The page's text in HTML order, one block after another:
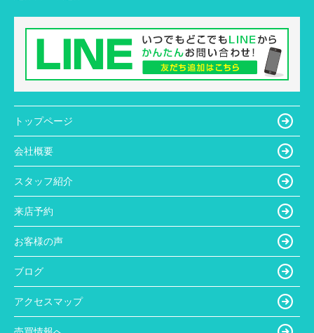
トップページ
会社概要
スタッフ紹介
来店予約
お客様の声
ブログ
アクセスマップ